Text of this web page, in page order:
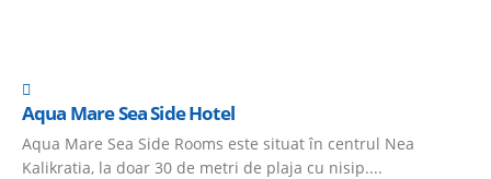
Aqua Mare Sea Side Hotel
Aqua Mare Sea Side Rooms este situat în centrul Nea
Kalikratia, la doar 30 de metri de plaja cu nisip....